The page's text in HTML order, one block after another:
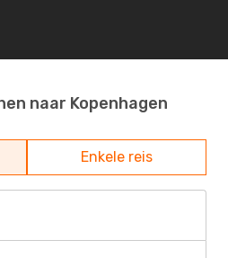
naar Kopenhagen
Enkele reis